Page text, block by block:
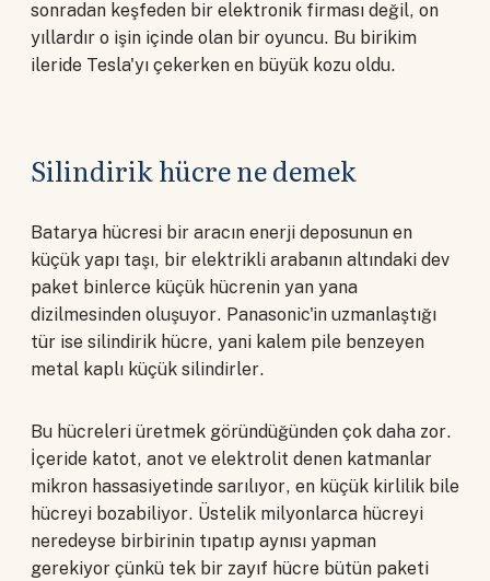
sonradan keşfeden bir elektronik firması değil, on
yıllardır o işin içinde olan bir oyuncu. Bu birikim
ileride Tesla'yı çekerken en büyük kozu oldu.
Silindirik hücre ne demek
Batarya hücresi bir aracın enerji deposunun en
küçük yapı taşı, bir elektrikli arabanın altındaki dev
paket binlerce küçük hücrenin yan yana
dizilmesinden oluşuyor. Panasonic'in uzmanlaştığı
tür ise silindirik hücre, yani kalem pile benzeyen
metal kaplı küçük silindirler.
Bu hücreleri üretmek göründüğünden çok daha zor.
İçeride katot, anot ve elektrolit denen katmanlar
mikron hassasiyetinde sarılıyor, en küçük kirlilik bile
hücreyi bozabiliyor. Üstelik milyonlarca hücreyi
neredeyse birbirinin tıpatıp aynısı yapman
gerekiyor çünkü tek bir zayıf hücre bütün paketi